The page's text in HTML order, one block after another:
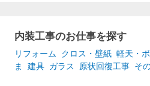
内装工事のお仕事を探す
リフォーム クロス・壁紙 軽天・
ま
建具 ガラス 原状回復工事 そ